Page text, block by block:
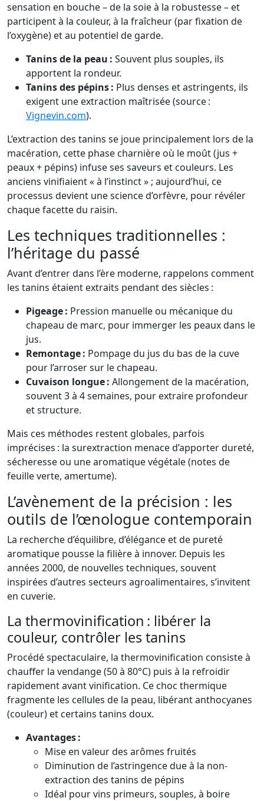
sensation en bouche – de la soie à la robustesse – et
participent à la couleur, à la fraîcheur (par fixation de
l’oxygène) et au potentiel de garde.
Tanins de la peau : Souvent plus souples, ils
apportent la rondeur.
Tanins des pépins : Plus denses et astringents, ils
exigent une extraction maîtrisée (source :
Vignevin.com).
L’extraction des tanins se joue principalement lors de la
macération, cette phase charnière où le moût (jus +
peaux + pépins) infuse ses saveurs et couleurs. Les
anciens vinifiaient « à l’instinct » ; aujourd’hui, ce
processus devient une science d’orfèvre, pour révéler
chaque facette du raisin.
Les techniques traditionnelles :
l’héritage du passé
Avant d’entrer dans l’ère moderne, rappelons comment
les tanins étaient extraits pendant des siècles :
Pigeage : Pression manuelle ou mécanique du
chapeau de marc, pour immerger les peaux dans le
jus.
Remontage : Pompage du jus du bas de la cuve
pour l’arroser sur le chapeau.
Cuvaison longue : Allongement de la macération,
souvent 3 à 4 semaines, pour extraire profondeur
et structure.
Mais ces méthodes restent globales, parfois
imprécises : la surextraction menace d’apporter dureté,
sécheresse ou une aromatique végétale (notes de
feuille verte, amertume).
L’avènement de la précision : les
outils de l’œnologue contemporain
La recherche d’équilibre, d’élégance et de pureté
aromatique pousse la filière à innover. Depuis les
années 2000, de nouvelles techniques, souvent
inspirées d’autres secteurs agroalimentaires, s’invitent
en cuverie.
La thermovinification : libérer la
couleur, contrôler les tanins
Procédé spectaculaire, la thermovinification consiste à
chauffer la vendange (50 à 80°C) puis à la refroidir
rapidement avant vinification. Ce choc thermique
fragmente les cellules de la peau, libérant anthocyanes
(couleur) et certains tanins doux.
Avantages :
Mise en valeur des arômes fruités
Diminution de l’astringence due à la non-
extraction des tanins de pépins
Idéal pour vins primeurs, souples, à boire